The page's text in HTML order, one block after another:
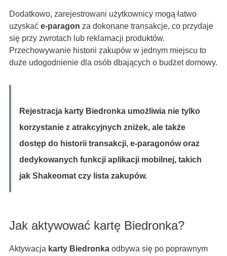
Dodatkowo, zarejestrowani użytkownicy mogą łatwo
uzyskać e-paragon za dokonane transakcje, co przydaje
się przy zwrotach lub reklamacji produktów.
Przechowywanie historii zakupów w jednym miejscu to
duże udogodnienie dla osób dbających o budżet domowy.
Rejestracja karty Biedronka umożliwia nie tylko
korzystanie z atrakcyjnych zniżek, ale także
dostęp do historii transakcji, e-paragonów oraz
dedykowanych funkcji aplikacji mobilnej, takich
jak Shakeomat czy lista zakupów.
Jak aktywować kartę Biedronka?
Aktywacja karty Biedronkaodbywa się po poprawnym